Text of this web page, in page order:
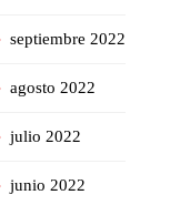
septiembre 2022
agosto 2022
julio 2022
junio 2022